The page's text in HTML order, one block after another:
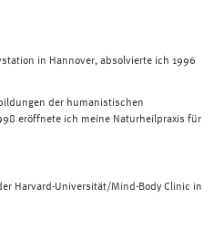
in Hannover, absolvierte ich 1996
der humanistischen
eröffnete ich meine Naturheilpraxis für
Harvard-Universität/Mind-Body Clinic in